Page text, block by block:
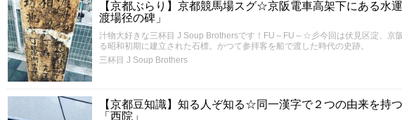
【京都ぶらり】京都競馬場スグ☆京阪電車高架下にある水運
渡場径の碑」
汁物大好きな三杯目 J Soup Brothersです！FU～FU～☆彡今回は伏見区淀、京
る昭和初期に建立された石標。かつて参拝客を船で渡した時代の史跡。
三杯目 J Soup Brothers
【京都豆知識】知る人ぞ知る☆同一漢字で２つの由来を持
「西院」